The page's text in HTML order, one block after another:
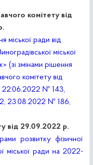
комітету від
ради від
міської
(зі змінами рішення
комітету від
№ 143,
23.08.2022 № 186,
від 29.09.2022 р.
розвитку фізичної
міської ради на 2022-